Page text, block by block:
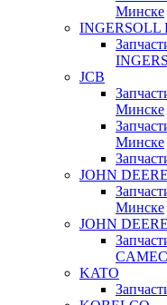
Минске
INGERSOLL
JCB
Минске
Минске
JOHN DEERE
Минске
JOHN
KATO